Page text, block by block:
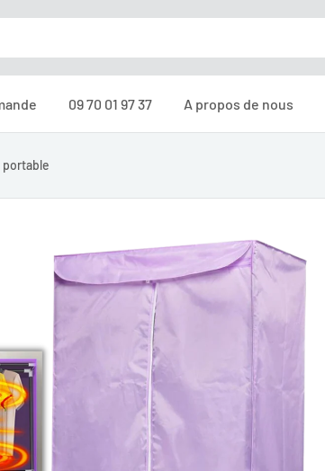
09 70 01 97 37 A propos de nous